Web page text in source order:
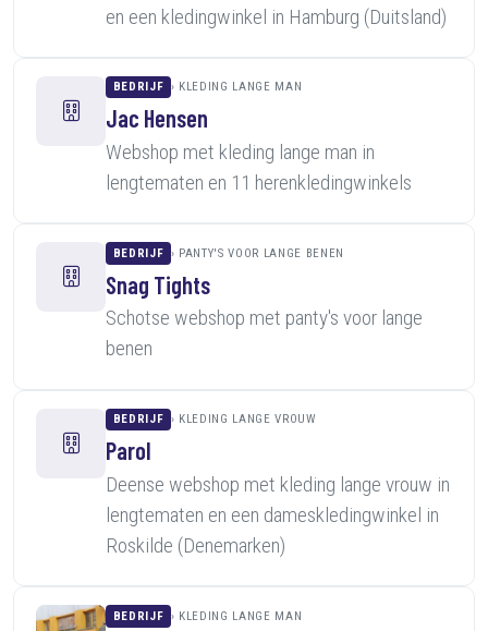
en een kledingwinkel in Hamburg (Duitsland)
BEDRIJF KLEDING LANGE MAN
Jac Hensen
Webshop met kleding lange man in
lengtematen en 11 herenkledingwinkels
BEDRIJF PANTY'S VOOR LANGE BENEN
Snag Tights
Schotse webshop met panty's voor lange
benen
BEDRIJF KLEDING LANGE VROUW
Parol
Deense webshop met kleding lange vrouw in
lengtematen en een dameskledingwinkel in
Roskilde (Denemarken)
BEDRIJF KLEDING LANGE MAN